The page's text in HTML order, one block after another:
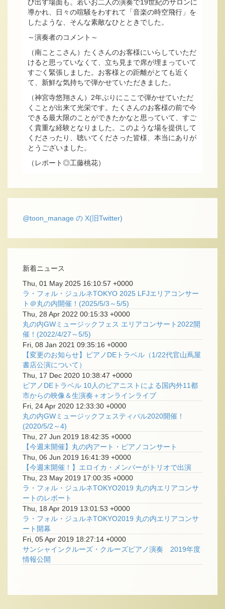
び出す場面も。若いお二人の演奏で19世紀のサロンに
導かれ、日々の喧騒をわすれて「音楽の時空飛行」を
したような、そんな素敵なひとときでした。
～演奏者のコメント～
（南ことこさん）たくさんのお客様にいらしていただ
けると思っていなくて、立ち見まで席が埋まっていて
すごく緊張しました。お客様との距離がとても近く
て、新鮮な気持ちで弾かせていただきました。
（神宮寺悠翔さん）2年ぶりにここで弾かせていただ
くことが出来て光栄です。たくさんのお客様の前で今
できる最大限のことができたかなと思っていて、すご
く貴重な経験となりました。このような場を提供して
くださったり、聴いてくださった皆様、本当にありが
とうございました。
（レポート◎工藤桃花）
@toon_manage の X(旧Twitter)
新着ニュース
Thu, 01 May 2025 16:10:57 +0000
ラ・フォル・ジュルネTOKYO 2025 LFJエリアコンサー
ト＠丸の内開催！(2025/5/3～5/5)
Thu, 28 Apr 2022 00:15:33 +0000
丸の内GWミュージックフェス エリアコンサート2022開
催！(2022/4/27～5/5)
Fri, 08 Jan 2021 09:35:16 +0000
【変更のお知らせ】ピアノDEトラベル（1/22代官山蔦屋
書店公演について）
Thu, 17 Dec 2020 10:38:47 +0000
ピアノDEトラベル 10人のピアニストによる国内外11都
市からの映像＆生演奏＋オンラインライブ
Fri, 24 Apr 2020 12:33:30 +0000
丸の内GWミュージックフェスティバル2020開催！
(2020/5/2～4)
Thu, 27 Jun 2019 18:42:35 +0000
【今週末開催】丸の内アート・ピアノコンサート
Thu, 06 Jun 2019 16:41:39 +0000
【今週末開催！】エロイカ・メンバーがトリオで出演
Thu, 23 May 2019 17:00:35 +0000
ラ・フォル・ジュルネTOKYO2019 丸の内エリアコンサ
ートのレポート
Thu, 18 Apr 2019 13:01:53 +0000
ラ・フォル・ジュルネTOKYO2019 丸の内エリアコンサ
ート開幕
Fri, 05 Apr 2019 18:27:14 +0000
サンシャインクルーズ・クルーズピアノ演奏 2019年度
情報公開